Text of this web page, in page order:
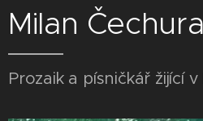
Milan Čechura
Prozaik a písničkář žijící v